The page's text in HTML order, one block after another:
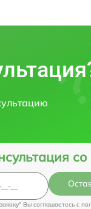
Вы соглашаетесь c